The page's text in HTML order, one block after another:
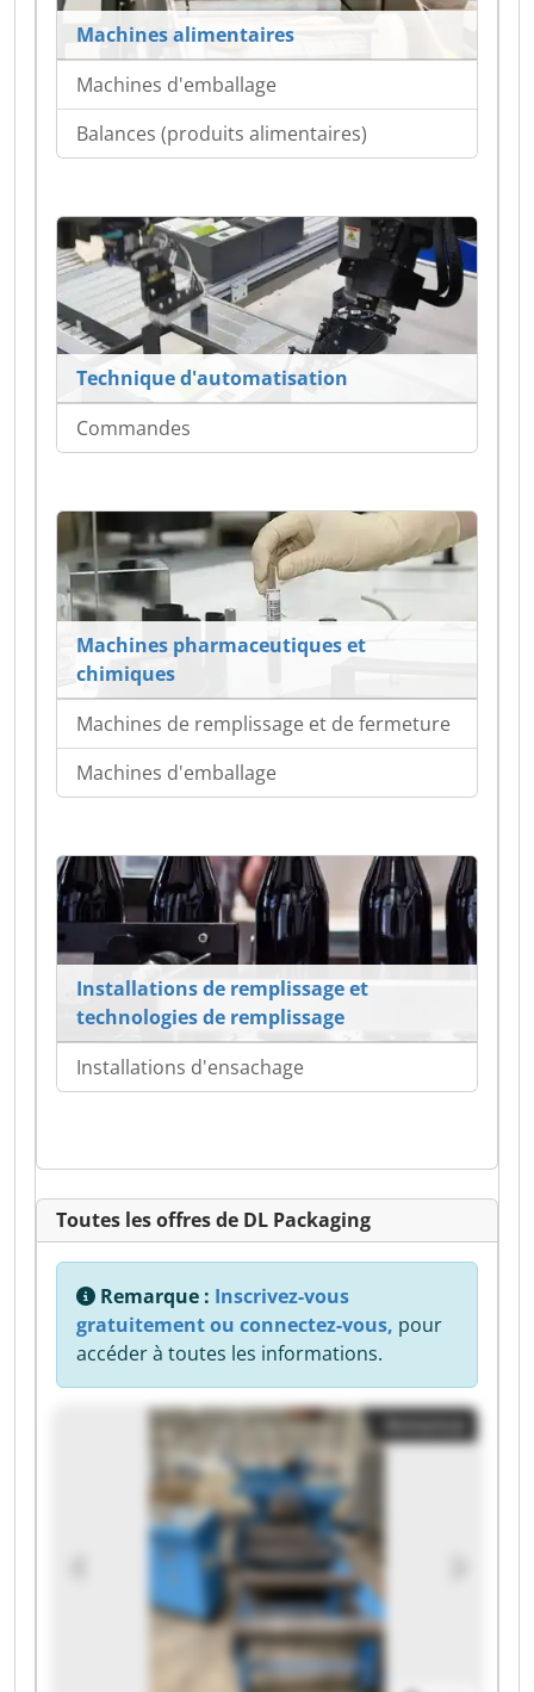
Machines alimentaires
Machines d'emballage
Balances (produits alimentaires)
Technique d'automatisation
Commandes
Machines pharmaceutiques et
chimiques
Machines de remplissage et de fermeture
Machines d'emballage
Installations de remplissage et
technologies de remplissage
Installations d'ensachage
Toutes les offres de DL Packaging
Remarque : Inscrivez-vous
gratuitement ou connectez-vous, pour
accéder à toutes les informations.